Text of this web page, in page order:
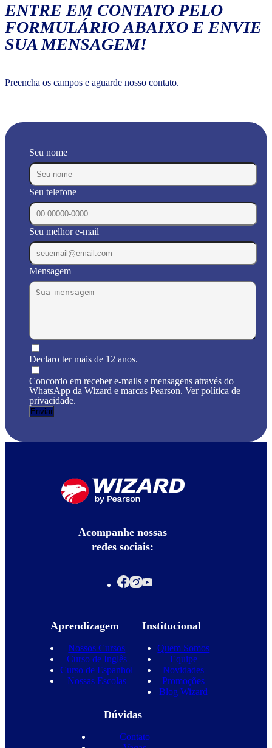
ENTRE EM CONTATO PELO
FORMULÁRIO ABAIXO E ENVIE
SUA MENSAGEM!
Preencha os campos e aguarde nosso contato.
Seu nome
Seu telefone
Seu melhor e-mail
Mensagem
Declaro ter mais de 12 anos.
Concordo em receber e-mails e mensagens através do
WhatsApp da Wizard e marcas Pearson. Ver política de
privacidade.
Acompanhe nossas
redes sociais:
Aprendizagem
Nossos Cursos
Curso de Inglês
Curso de Espanhol
Nossas Escolas
Institucional
Quem Somos
Equipe
Novidades
Promoções
Blog Wizard
Dúvidas
Contato